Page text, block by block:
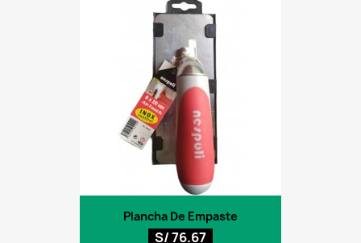
Plancha De Empaste
S/ 76.67